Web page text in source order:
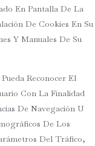
En Pantalla De La
De Cookies En Su
Y Manuales De Su
Reconocer El
Con La Finalidad
De Navegación U
De Los
Del Tráfico,